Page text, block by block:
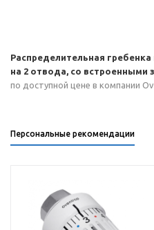
Распределительная
на 2 отвода, со встроенными
по доступной цене в компании
Персональные рекомендации